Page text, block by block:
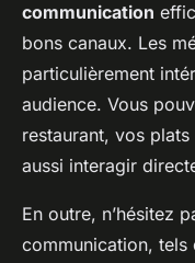
communication
bons canaux. Les
particulièrement
audience. Vous
restaurant, vos
aussi interagir
En outre, n’hésitez
communication, tels